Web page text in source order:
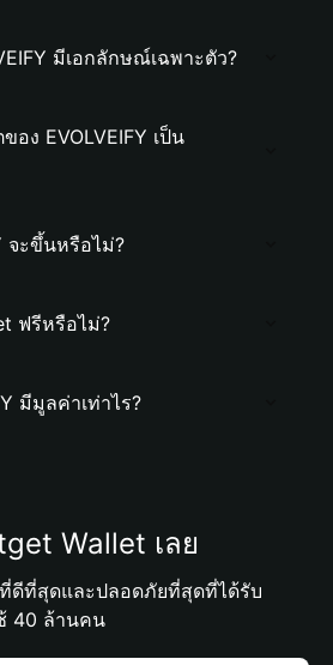
มีเอกลักษณ์เฉพาะตัว?
ง EVOLVEIFY เป็น
จะขึ้นหรือไม่?
ฟรีหรือไม่?
มีมูลค่าเท่าไร?
Wallet เลย
ดีที่สุดและปลอดภัยที่สุดที่ได้รับ
40 ล้านคน